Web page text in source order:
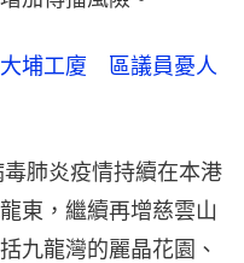
埔工廈　區議員憂人
肺炎疫情持續在本港
東，繼續再增慈雲山
九龍灣的麗晶花園、